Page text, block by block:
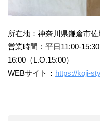
所在地：神奈川県鎌倉市
営業時間：平日11:00-
16:00（L.O.15:00）
WEBサイト： https://koji-